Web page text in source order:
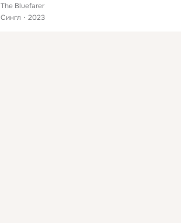
The Bluefarer
Сингл
2023